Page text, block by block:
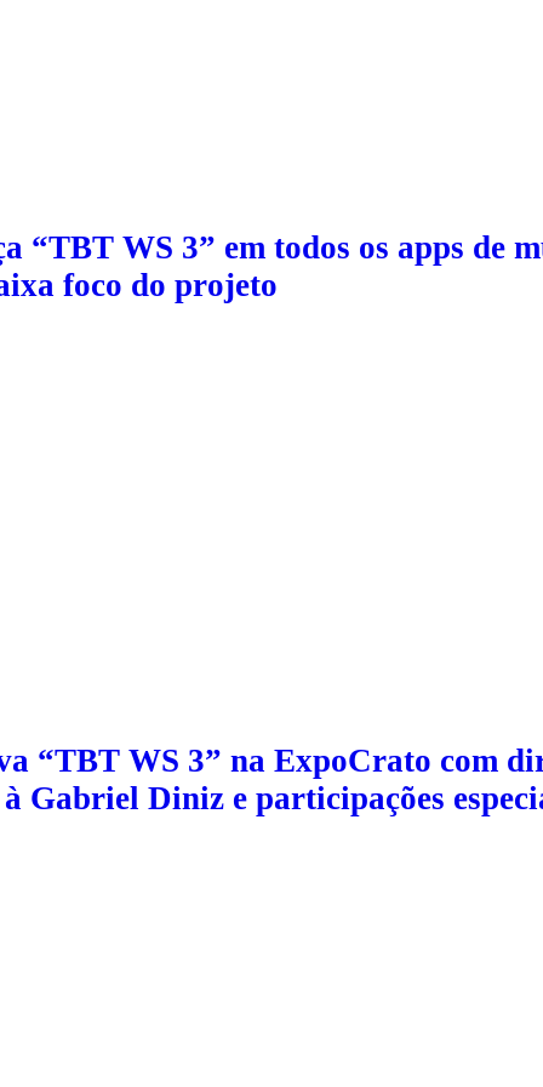
“TBT WS 3” em todos os apps de
foco do projeto
“TBT WS 3” na ExpoCrato com
Gabriel Diniz e participações